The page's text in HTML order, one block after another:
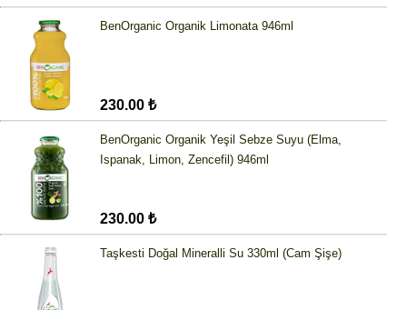
BenOrganic Organik Limonata 946ml
230.00 ₺
BenOrganic Organik Yeşil Sebze Suyu (Elma,
Ispanak, Limon, Zencefil) 946ml
230.00 ₺
Taşkesti Doğal Mineralli Su 330ml (Cam Şişe)